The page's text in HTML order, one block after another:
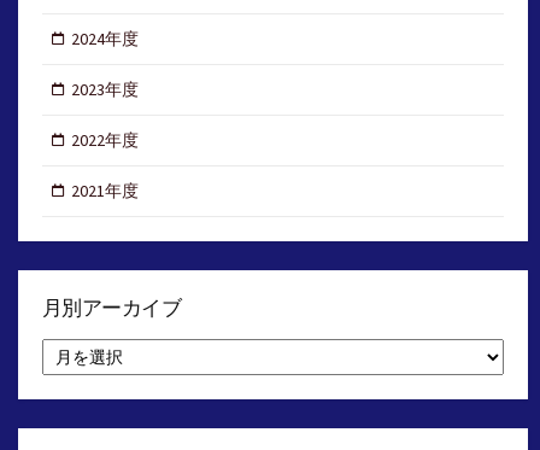
2024年度
2023年度
2022年度
2021年度
月別アーカイブ
別